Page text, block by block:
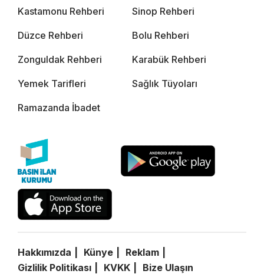
Kastamonu Rehberi Sinop Rehberi
Düzce Rehberi Bolu Rehberi
Zonguldak Rehberi Karabük Rehberi
Yemek Tarifleri Sağlık Tüyoları
Ramazanda İbadet
Hakkımızda Künye
Reklam
Gizlilik Politikası
KVKK Bize Ulaşın